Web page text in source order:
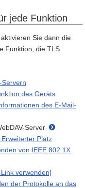
jede Funktion
Sie dann die
Funktion, die TLS
Servern
des Geräts
des E-Mail-
Server
Platz
von IEEE 802.1X
verwenden]
der Protokolle an das